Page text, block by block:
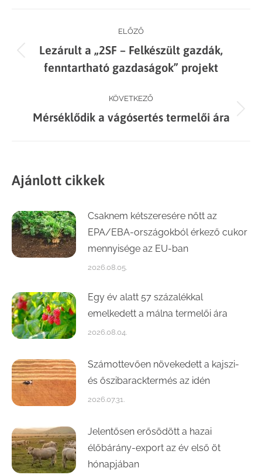
navigation
ELŐZŐ
Previous
post:
Lezárult a „2SF – Felkészült gazdák,
fenntartható gazdaságok” projekt
KÖVETKEZŐ
Next
Mérséklődik a vágósertés termelői ára
Ajánlott cikkek
Csaknem kétszeresére nőtt az
EPA/EBA-országokból érkező cukor
mennyisége az EU-ban
2026.08.05.
Egy év alatt 57 százalékkal
emelkedett a málna termelői ára
2026.08.04.
Számottevően növekedett a kajszi-
és őszibaracktermés az idén
2026.07.31.
Jelentősen erősödött a hazai
élőbárány-export az év első öt
hónapjában